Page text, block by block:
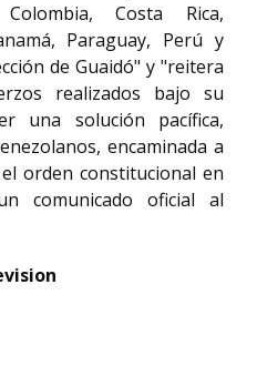
Costa Rica,
Paraguay, Perú y
de Guaidó" y "reitera
realizados bajo su
una solución pacífica,
encaminada a
orden constitucional en
comunicado oficial al